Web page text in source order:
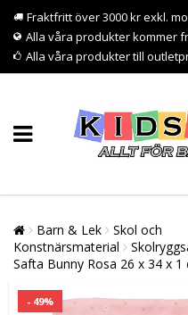
Fraktfritt över 3000 kr exkl.
Alla våra produkter kommer
Alla våra produkter till
Barn & Lek
Skol och
Konstnärsmaterial
Safta Bunny Rosa 26 x 34 x 1
- 49%